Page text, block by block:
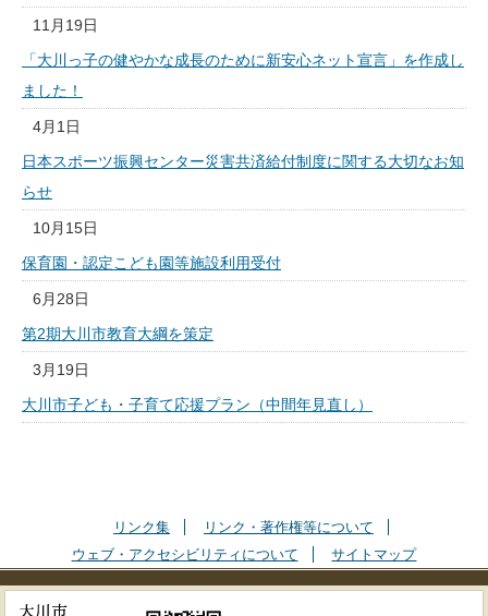
11月19日
「大川っ子の健やかな成長のために新安心ネット宣言」を作成し
ました！
4月1日
日本スポーツ振興センター災害共済給付制度に関する大切なお知
らせ
10月15日
保育園・認定こども園等施設利用受付
6月28日
第2期大川市教育大綱を策定
3月19日
大川市子ども・子育て応援プラン（中間年見直し）
リンク集
リンク・著作権等について
ウェブ・アクセシビリティについて
サイトマップ